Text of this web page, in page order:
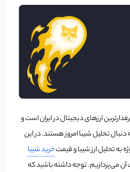
ارزهای دیجیتال در ایران است و
دنبال تحلیل شیبا امروز هستند. در این
به تحلیل ارز شیبا و قیمتخرید شیبا
آن می‌پردازیم. توجه داشته باشید که